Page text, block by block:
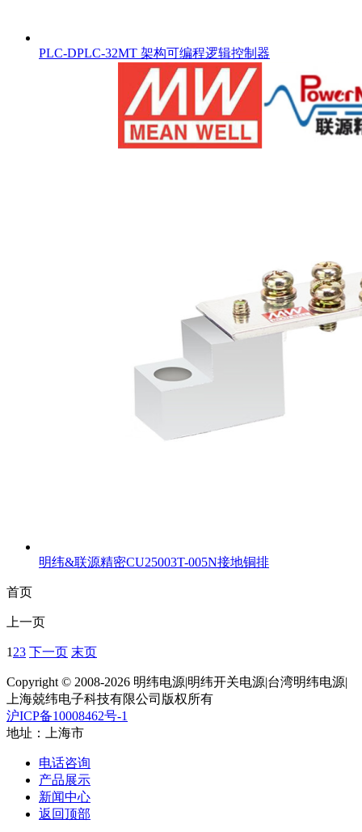
PLC-DPLC-32MT 架构可编程逻辑控制器
明纬&联源精密CU25003T-005N接地铜排
首页
上一页
1 23 下一页 末页
Copyright © 2008-2026 明纬电源|明纬开关电源|台湾明纬电源|
上海兢纬电子科技有限公司版权所有
沪ICP备10008462号-1
地址：上海市
电话咨询
产品展示
新闻中心
返回顶部